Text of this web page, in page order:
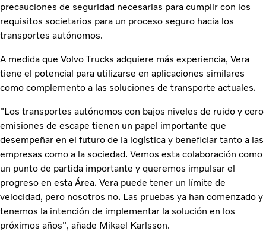
precauciones de seguridad necesarias para cumplir con los
requisitos societarios para un proceso seguro hacia los
transportes autónomos.
A medida que Volvo Trucks adquiere más experiencia, Vera
tiene el potencial para utilizarse en aplicaciones similares
como complemento a las soluciones de transporte actuales.
"Los transportes autónomos con bajos niveles de ruido y cero
emisiones de escape tienen un papel importante que
desempeñar en el futuro de la logí­stica y beneficiar tanto a las
empresas como a la sociedad. Vemos esta colaboración como
un punto de partida importante y queremos impulsar el
progreso en esta Área. Vera puede tener un límite de
velocidad, pero nosotros no. Las pruebas ya han comenzado y
tenemos la intención de implementar la solución en los
próximos años", añade Mikael Karlsson.